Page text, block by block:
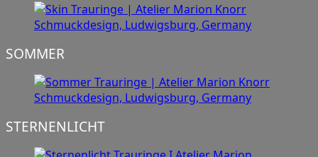
SOMMER
STERNENLICHT